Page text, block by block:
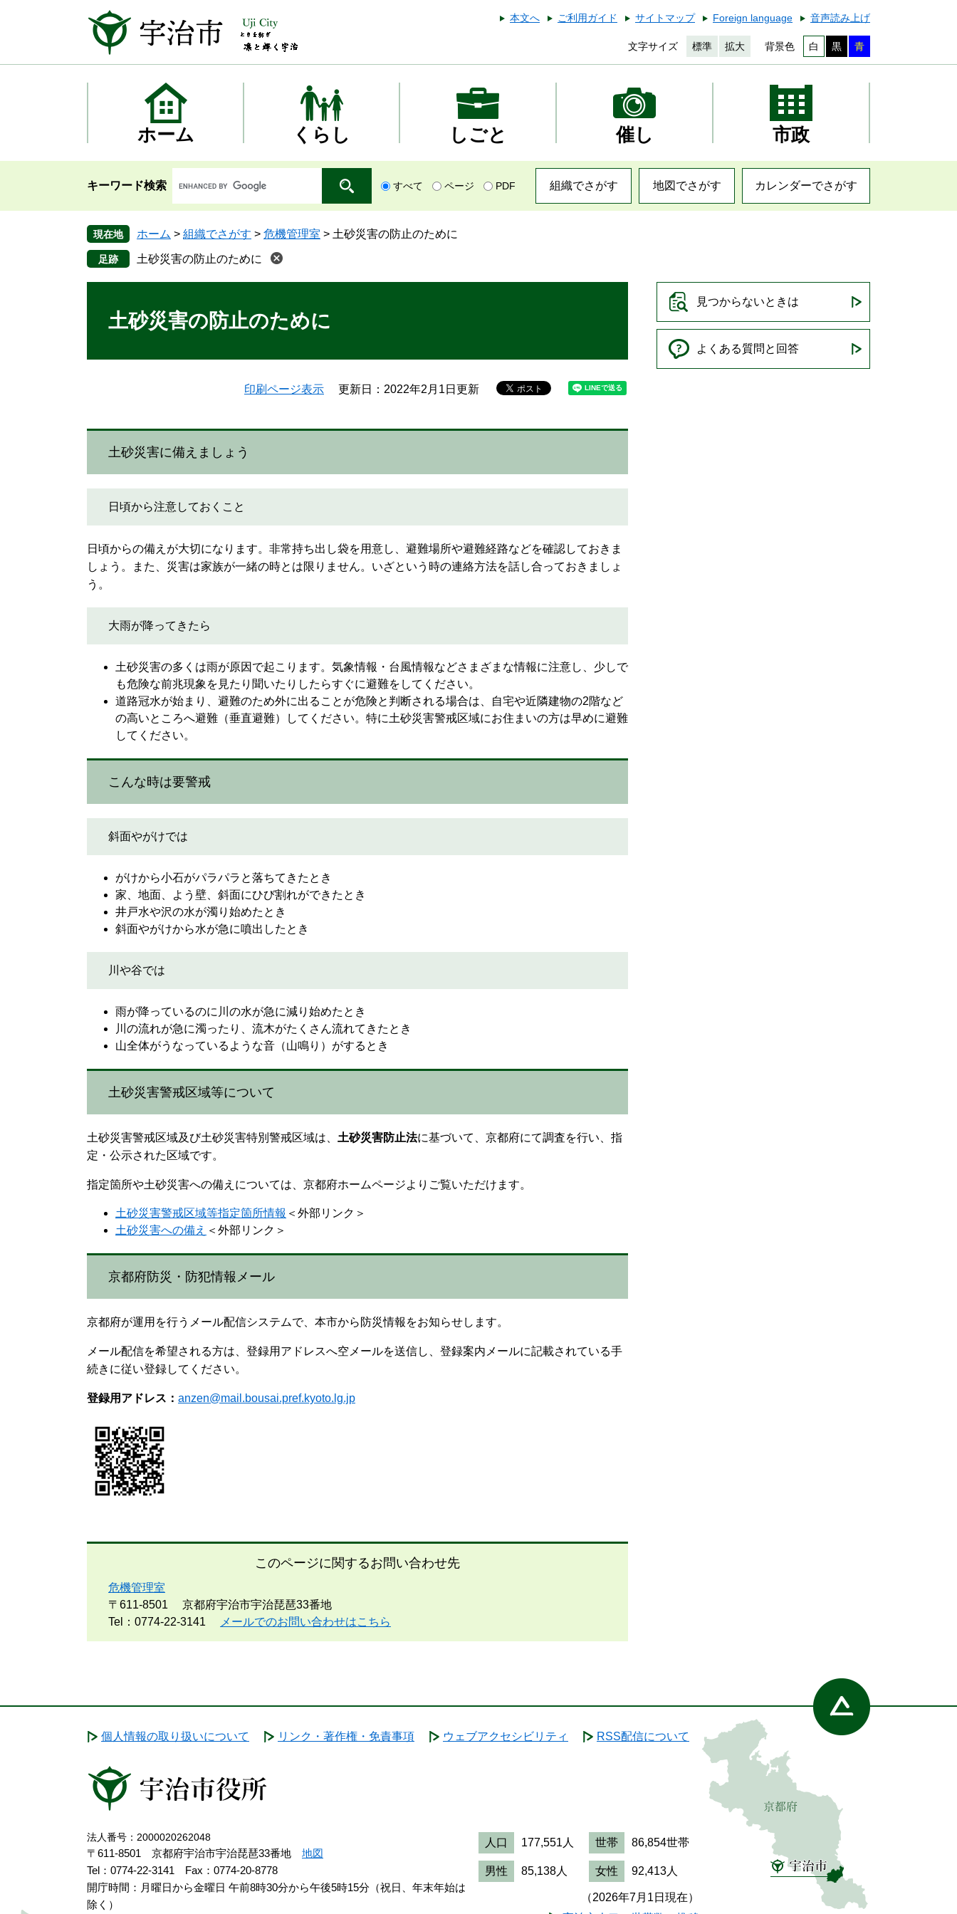
本
本文へ ご利用ガイド サイトマップ Foreign language 音声読み上げ
文字サイズ 標準 拡大 背景色 白 黒 青
ホーム くらし しごと 催し 市政
キーワード検索 すべて ページ PDF 組織でさがす 地図でさがす カレンダーでさがす
現在地 ホーム > 組織でさがす > 危機管理室 > 土砂災害の防止のために
土砂災害の防止のために
土砂災害の防止のために
印刷ページ表示 更新日：2022年2月1日更新
土砂災害に備えましょう
日頃から注意しておくこと
日頃からの備えが大切になります。非常持ち出し袋を用意し、避難場所や避難経路などを確認しておきま
しょう。また、災害は家族が一緒の時とは限りません。いざという時の連絡方法を話し合っておきましょ
う。
大雨が降ってきたら
土砂災害の多くは雨が原因で起こります。気象情報・台風情報などさまざまな情報に注意し、少しで
も危険な前兆現象を見たり聞いたりしたらすぐに避難をしてください。
道路冠水が始まり、避難のため外に出ることが危険と判断される場合は、自宅や近隣建物の2階など
の高いところへ避難（垂直避難）してください。特に土砂災害警戒区域にお住まいの方は早めに避難
してください。
こんな時は要警戒
斜面やがけでは
がけから小石がパラパラと落ちてきたとき
家、地面、よう壁、斜面にひび割れができたとき
井戸水や沢の水が濁り始めたとき
斜面やがけから水が急に噴出したとき
川や谷では
雨が降っているのに川の水が急に減り始めたとき
川の流れが急に濁ったり、流木がたくさん流れてきたとき
山全体がうなっているような音（山鳴り）がするとき
土砂災害警戒区域等について
土砂災害警戒区域及び土砂災害特別警戒区域は、 土砂災害防止法に基づいて、京都府にて調査を行い、指
定・公示された区域です。
指定箇所や土砂災害への備えについては、京都府ホームページよりご覧いただけます。
土砂災害警戒区域等指定箇所情報 ＜外部リンク＞
土砂災害への備え ＜外部リンク＞
京都府防災・防犯情報メール
京都府が運用を行うメール配信システムで、本市から防災情報をお知らせします。
メール配信を希望される方は、登録用アドレスへ空メールを送信し、登録案内メールに記載されている手
続きに従い登録してください。
登録用アドレス： anzen@mail.bousai.pref.kyoto.lg.jp
このページに関するお問い合わせ先
危機管理室
〒611-8501
京都府宇治市宇治琵琶33番地
Tel：0774-22-3141
メールでのお問い合わせはこちら
見つからないときは
よくある質問と回答
個人情報の取り扱いについて リンク・著作権・免責事項 ウェブアクセシビリティ RSS配信について
法人番号：2000020262048
〒611-8501 京都府宇治市宇治琵琶33番地 地図
Tel：0774-22-3141
Fax：0774-20-8778
開庁時間：月曜日から金曜日 午前8時30分から午後5時15分（祝日、年末年始は
除く）
人口 177,551人 世帯 86,854世帯
男性 85,138人 女性 92,413人
（2026年7月1日現在）